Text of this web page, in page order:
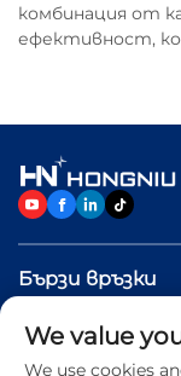
комбинация от
ефективност,
Бързи връзки
ПРОДУКТИ
We value
We use cookies